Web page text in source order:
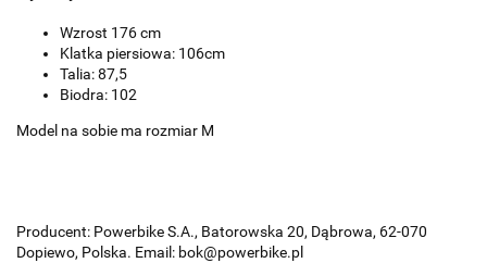
Wzrost 176 cm
Klatka piersiowa: 106cm
Talia: 87,5
Biodra: 102
Model na sobie ma rozmiar M
Producent: Powerbike S.A., Batorowska 20, Dąbrowa, 62-070
Dopiewo, Polska. Email: bok@powerbike.pl